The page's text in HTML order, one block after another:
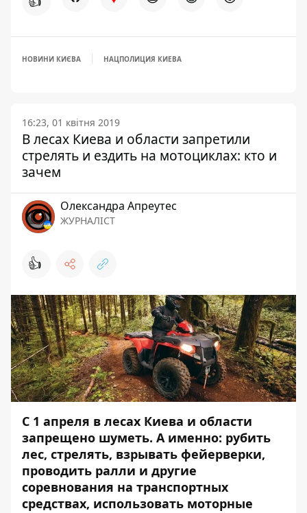
НОВИНИ КИЄВА НАЦПОЛИЦИЯ КИЕВА
16:23, 01 квітня 2019
В лесах Киева и области запретили
стрелять и ездить на мотоциклах: кто и
зачем
Олександра Апреутес
ЖУРНАЛІСТ
👍
С 1 апреля в лесах Киева и области
запрещено шуметь. А именно: рубить
лес, стрелять, взрывать фейерверки,
проводить ралли и другие
соревнования на транспортных
средствах, использовать моторные